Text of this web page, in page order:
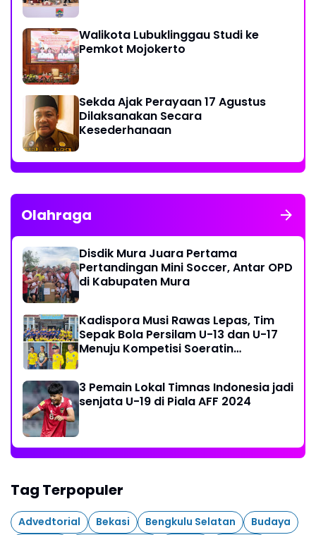
Walikota Lubuklinggau Studi ke
Pemkot Mojokerto
Sekda Ajak Perayaan 17 Agustus
Dilaksanakan Secara
Kesederhanaan
Olahraga
Disdik Mura Juara Pertama
Pertandingan Mini Soccer, Antar OPD
di Kabupaten Mura
Kadispora Musi Rawas Lepas, Tim
Sepak Bola Persilam U-13 dan U-17
Menuju Kompetisi Soeratin
3 Pemain Lokal Timnas Indonesia jadi
senjata U-19 di Piala AFF 2024
Tag Terpopuler
Advedtorial Bekasi Bengkulu Selatan
Budaya